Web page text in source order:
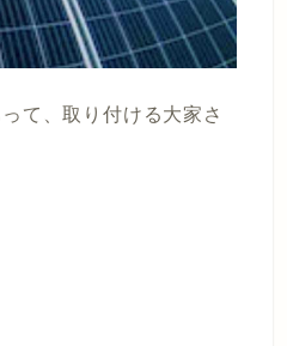
て、取り付ける大家さ